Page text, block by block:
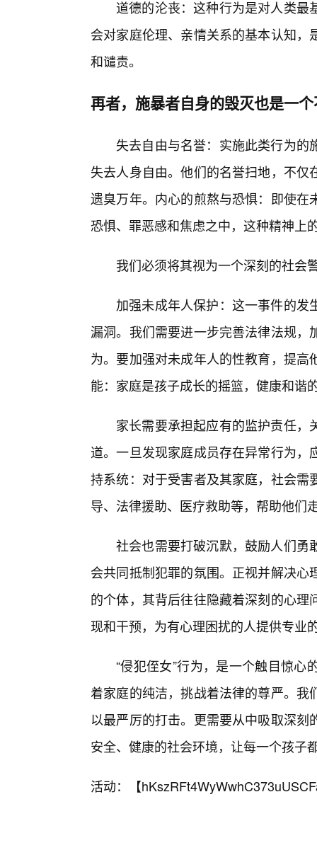
道德的沦丧：这种行为是对人类
会对家庭伦理、亲情关系的基本认知
和谴责。
再者，施暴者自身的毁灭也是一
失去自由与名誉：实施此类行为
失去人身自由。他们的名誉扫地，不
遗臭万年。内心的煎熬与恐惧：即使
恐惧、罪恶感和焦虑之中，这种精神上
我们必须将其视为一个深刻的社会
加强未成年人保护：这一事件的
漏洞。我们需要进一步完善法律法规
为。要加强对未成年人的性教育，提
能：家庭是孩子成长的摇篮，健康和谐
家长需要承担起应有的监护责任
道。一旦发现家庭成员存在异常行为
持系统：对于受害者及其家庭，社会
导、法律援助、医疗救助等，帮助他们
社会也需要打破沉默，鼓励人们勇
会共同抵制犯罪的氛围。正视并解决
的个体，其背后往往隐藏着深刻的心
现和干预，为有心理困扰的人提供专业
“侵犯侄女”行为，是一个触目惊
着家庭的纯洁，挑战着法律的尊严。
以最严厉的打击。更需要从中吸取深
安全、健康的社会环境，让每一个孩子
活动：【